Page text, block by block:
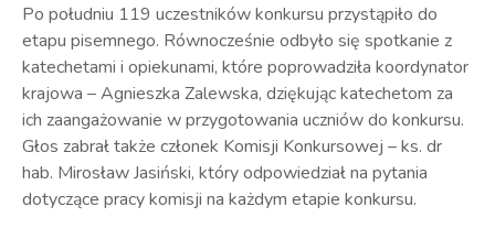
Po południu 119 uczestników konkursu przystąpiło do
etapu pisemnego. Równocześnie odbyło się spotkanie z
katechetami i opiekunami, które poprowadziła koordynator
krajowa – Agnieszka Zalewska, dziękując katechetom za
ich zaangażowanie w przygotowania uczniów do konkursu.
Głos zabrał także członek Komisji Konkursowej – ks. dr
hab. Mirosław Jasiński, który odpowiedział na pytania
dotyczące pracy komisji na każdym etapie konkursu.